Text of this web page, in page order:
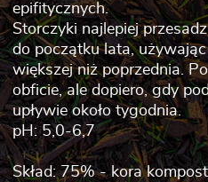
epifitycznych.
Storczyki najlepiej
do początku lata,
większej niż poprzednia.
obficie, ale dopiero, gdy
upływie około tygodnia.
pH: 5,0-6,7
Skład: 75% - kora